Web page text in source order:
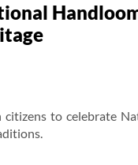
to celebrate